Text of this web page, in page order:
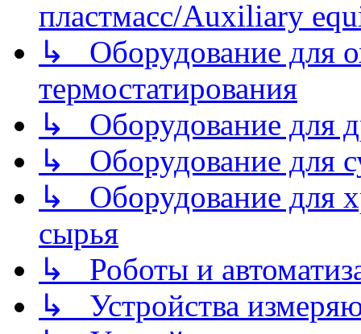
пластмасс/Auxiliary
↳ Оборудование для
термостатирования
↳ Оборудование для
↳ Оборудование для
↳ Оборудование для
сырья
↳ Роботы и
↳ Устройства